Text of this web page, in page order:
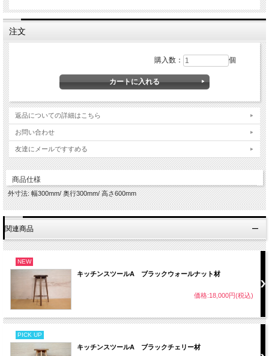
注文
購入数： 個
返品についての詳細はこちら
お問い合わせ
友達にメールですすめる
商品仕様
外寸法: 幅300mm/ 奥行300mm/ 高さ600mm
関連商品
NEW
キッチンスツールA ブラックウォールナット材
価格:18,000円(税込)
PICK UP
キッチンスツールA ブラックチェリー材